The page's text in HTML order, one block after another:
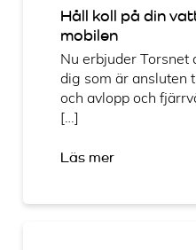
Håll koll på din
mobilen
Nu erbjuder Torsnet
dig som är ansluten
och avlopp och
[…]
Läs mer